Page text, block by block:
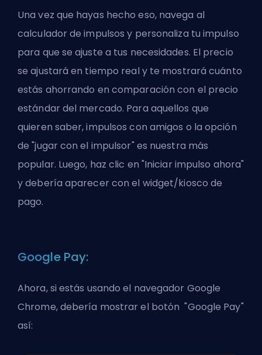
Una vez que hayas hecho eso, navega al
calculador de impulsos y personaliza tu impulso
para que se ajuste a tus necesidades. El precio
se ajustará en tiempo real y te mostrará cuánto
estás ahorrando en comparación con el precio
estándar del mercado. Para aquellos que
quieren saber, impulsos con amigos o la opción
de "jugar con el impulsor" es nuestra más
popular. Luego, haz clic en "Iniciar impulso ahora"
y debería aparecer con el widget/kiosco de
pago.
Google Pay:
Ahora, si estás usando el navegador Google
Chrome, debería mostrar el botón "Google Pay"
así: